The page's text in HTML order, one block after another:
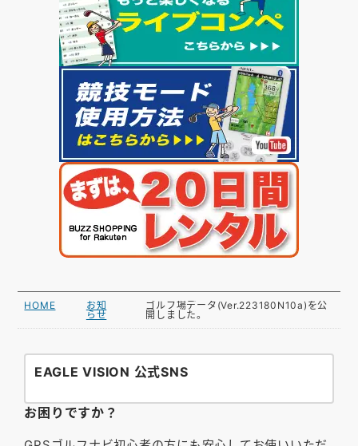
HOME
お知
らせ
ゴルフ場データ(Ver.223180N10a)を公
開しました。
EAGLE VISION 公式SNS
お困りですか？